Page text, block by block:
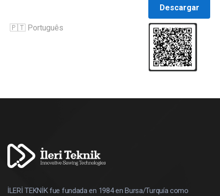
🇵🇹 Português
Descargar
İLERİ TEKNİK fue fundada en 1984 en Bursa/Turquía como